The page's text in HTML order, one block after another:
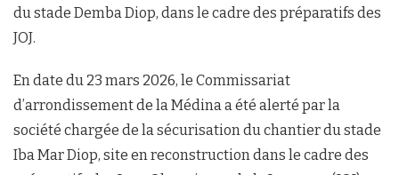
du stade Demba Diop, dans le cadre des préparatifs des
JOJ.
En date du 23 mars 2026, le Commissariat
d’arrondissement de la Médina a été alerté par la
société chargée de la sécurisation du chantier du stade
Iba Mar Diop, site en reconstruction dans le cadre des